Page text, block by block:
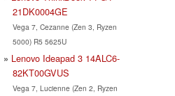
21DK0004GE
Vega 7, Cezanne (Zen 3, Ryzen
5000) R5 5625U
Lenovo Ideapad 3 14ALC6-
82KT00GVUS
Vega 7, Lucienne (Zen 2, Ryzen